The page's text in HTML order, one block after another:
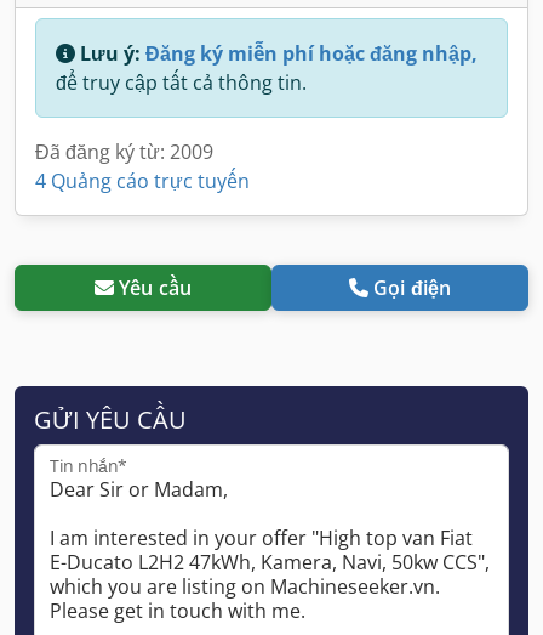
Lưu ý: Đăng ký miễn phí hoặc đăng nhập,
để truy cập tất cả thông tin.
Đã đăng ký từ: 2009
4 Quảng cáo trực tuyến
Yêu cầu Gọi điện
GỬI YÊU CẦU
Tin nhắn*